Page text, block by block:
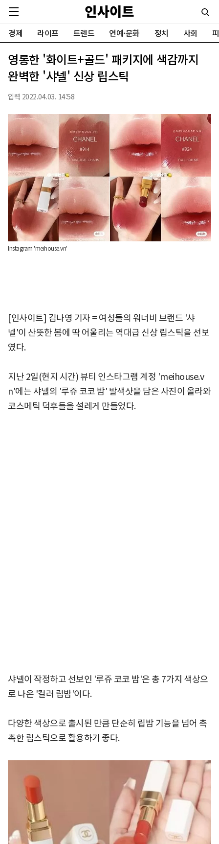
경제 라이프 트렌드 연예·문화 정치 사회
영롱한 '화이트+골드' 패키지에 색감까지
완벽한 '샤넬' 신상 립스틱
입력 2022.04.03. 14:58
Instagram 'meihouse.vn'
[인사이트] 김나영 기자 = 여성들의 워너비 브랜드 '샤
넬'이 산뜻한 봄에 딱 어울리는 역대급 신상 립스틱을 선보
였다.
지난 2일(현지 시간) 뷰티 인스타그램 계정 'meihouse.v
n'에는 샤넬의 '루쥬 코코 밤' 발색샷을 담은 사진이 올라와
코스메틱 덕후들을 설레게 만들었다.
샤넬이 작정하고 선보인 '루쥬 코코 밤'은 총 7가지 색상으
로 나온 '컬러 립밤'이다.
다양한 색상으로 출시된 만큼 단순히 립밤 기능을 넘어 촉
촉한 립스틱으로 활용하기 좋다.